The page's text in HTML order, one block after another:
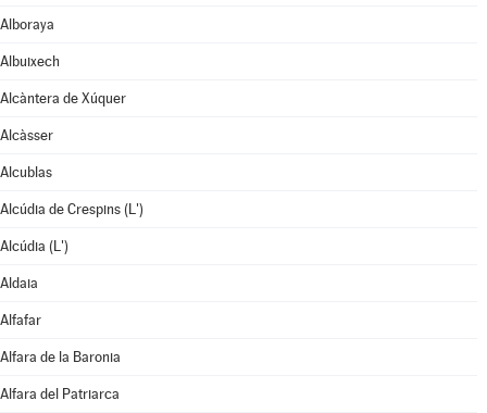
Alboraya
Albuixech
Alcàntera de Xúquer
Alcàsser
Alcublas
Alcúdia de Crespins (L')
Alcúdia (L')
Aldaia
Alfafar
Alfara de la Baronia
Alfara del Patriarca